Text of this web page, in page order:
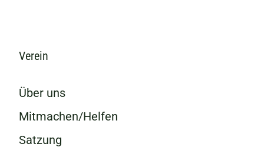
Verein
Über uns
Mitmachen/Helfen
Satzung